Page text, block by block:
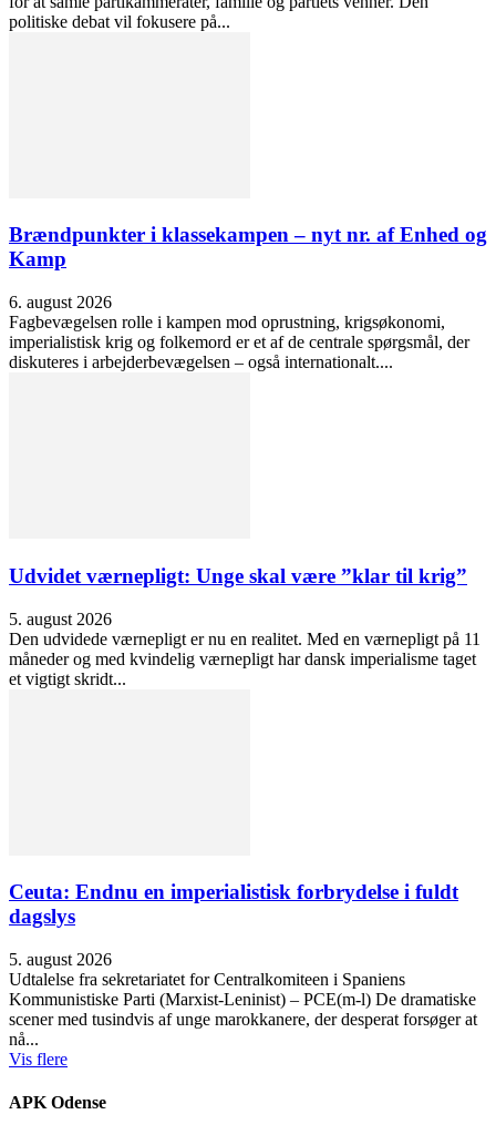
politiske debat vil fokusere på...
Brændpunkter i klassekampen – nyt nr. af Enhed og
Kamp
6. august 2026
Fagbevægelsen rolle i kampen mod oprustning, krigsøkonomi,
imperialistisk krig og folkemord er et af de centrale spørgsmål, der
diskuteres i arbejderbevægelsen – også internationalt....
Udvidet værnepligt: Unge skal være ”klar til krig”
5. august 2026
Den udvidede værnepligt er nu en realitet. Med en værnepligt på 11
måneder og med kvindelig værnepligt har dansk imperialisme taget
et vigtigt skridt...
Ceuta: Endnu en imperialistisk forbrydelse i fuldt
dagslys
5. august 2026
Udtalelse fra sekretariatet for Centralkomiteen i Spaniens
Kommunistiske Parti (Marxist-Leninist) – PCE(m-l) De dramatiske
scener med tusindvis af unge marokkanere, der desperat forsøger at
nå...
Vis flere
APK Odense